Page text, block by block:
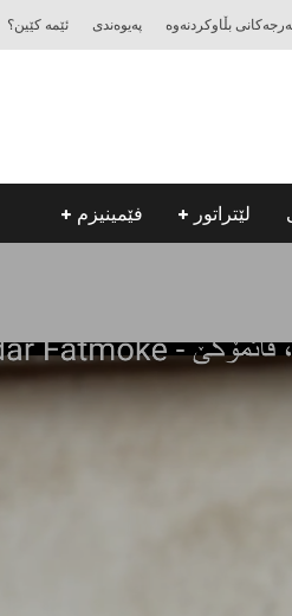
بڵاوكردنه‌وه‌ په‌یوه‌ندی ئێمه‌ كێین؟
لێتراتور فێمینیزم